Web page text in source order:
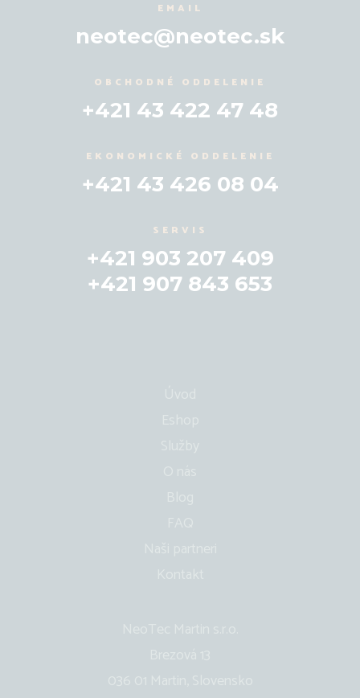
EMAIL
neotec@neotec.sk
OBCHODNÉ ODDELENIE
+421 43 422 47 48
EKONOMICKÉ ODDELENIE
+421 43 426 08 04
SERVIS
+421 903 207 409
+421 907 843 653